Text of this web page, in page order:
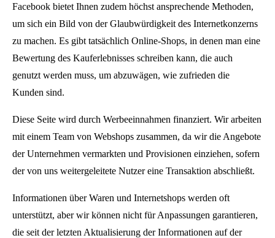
Facebook bietet Ihnen zudem höchst ansprechende Methoden,
um sich ein Bild von der Glaubwürdigkeit des Internetkonzerns
zu machen. Es gibt tatsächlich Online-Shops, in denen man eine
Bewertung des Kauferlebnisses schreiben kann, die auch
genutzt werden muss, um abzuwägen, wie zufrieden die
Kunden sind.
Diese Seite wird durch Werbeeinnahmen finanziert. Wir arbeiten
mit einem Team von Webshops zusammen, da wir die Angebote
der Unternehmen vermarkten und Provisionen einziehen, sofern
der von uns weitergeleitete Nutzer eine Transaktion abschließt.
Informationen über Waren und Internetshops werden oft
unterstützt, aber wir können nicht für Anpassungen garantieren,
die seit der letzten Aktualisierung der Informationen auf der